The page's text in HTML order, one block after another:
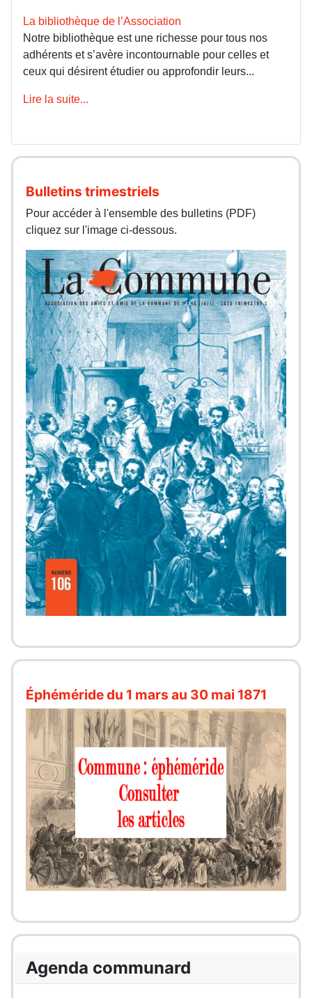
La bibliothèque de l’Association
Notre bibliothèque est une richesse pour tous nos
adhérents et s’avère incontournable pour celles et
ceux qui désirent étudier ou approfondir leurs...
Lire la suite...
Bulletins trimestriels
Pour accéder à l'ensemble des bulletins (PDF)
cliquez sur l'image ci-dessous.
Éphéméride du 1 mars au 30 mai 1871
Agenda communard